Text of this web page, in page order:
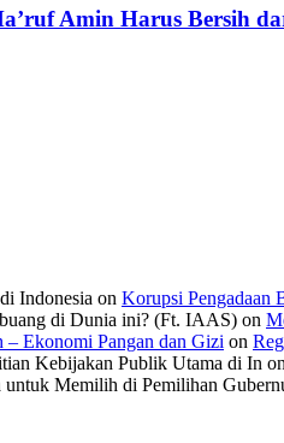
Amin Harus Bersih
Indonesia on Korupsi Pengadaan
di Dunia ini? (Ft. IAAS) on
– Ekonomi Pangan dan Gizi on
Kebijakan Publik Utama di In on
Memilih di Pemilihan